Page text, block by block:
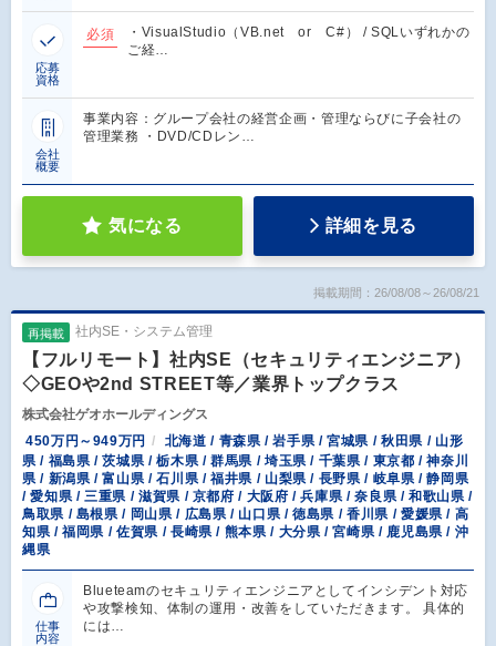
応募
資格
必須
・VisualStudio（VB.net or C#） / SQLいずれかの
ご経…
会社
概要
事業内容：グループ会社の経営企画・管理ならびに子会社の
管理業務 ・DVD/CDレン…
気になる 詳細を見る
掲載期間：26/08/08～26/08/21
再掲載 社内SE・システム管理
【フルリモート】社内SE（セキュリティエンジニア）
◇GEOや2nd STREET等／業界トップクラス
株式会社ゲオホールディングス
450万円～949万円
北海道 / 青森県 / 岩手県 / 宮城県 / 秋田県 / 山形
県 / 福島県 / 茨城県 / 栃木県 / 群馬県 / 埼玉県 / 千葉県 / 東京都 / 神奈川
県 / 新潟県 / 富山県 / 石川県 / 福井県 / 山梨県 / 長野県 / 岐阜県 / 静岡県
/ 愛知県 / 三重県 / 滋賀県 / 京都府 / 大阪府 / 兵庫県 / 奈良県 / 和歌山県 /
鳥取県 / 島根県 / 岡山県 / 広島県 / 山口県 / 徳島県 / 香川県 / 愛媛県 / 高
知県 / 福岡県 / 佐賀県 / 長崎県 / 熊本県 / 大分県 / 宮崎県 / 鹿児島県 / 沖
縄県
仕事
内容
Blueteamのセキュリティエンジニアとしてインシデント対応
や攻撃検知、体制の運用・改善をしていただきます。 具体的
には…